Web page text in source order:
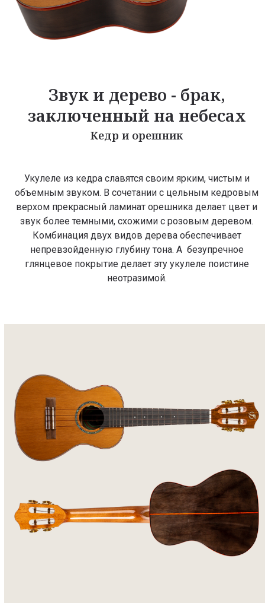
Звук и дерево - брак,
заключенный на небесах
Кедр и орешник
Укулеле из кедра славятся своим ярким, чистым и
объемным звуком. В сочетании с цельным кедровым
верхом прекрасный ламинат орешника делает цвет и
звук более темными, схожими с розовым деревом.
Комбинация двух видов дерева обеспечивает
непревзойденную глубину тона. А безупречное
глянцевое покрытие делает эту укулеле поистине
неотразимой.